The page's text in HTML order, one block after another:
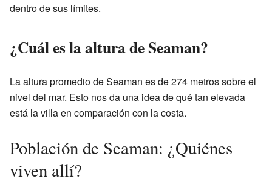
dentro de sus límites.
¿Cuál es la altura de Seaman?
La altura promedio de Seaman es de 274 metros sobre el
nivel del mar. Esto nos da una idea de qué tan elevada
está la villa en comparación con la costa.
Población de Seaman: ¿Quiénes
viven allí?